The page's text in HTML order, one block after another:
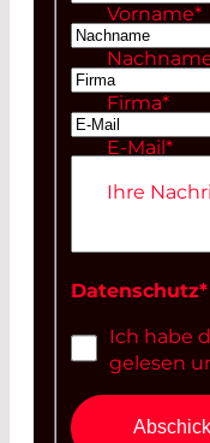
Herr
Vorname*
Firma*
E-Mail*
Ihre
Datenschutz*
Ich habe
gelesen